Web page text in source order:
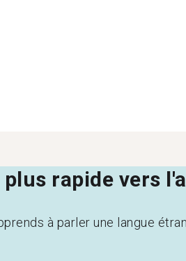
rapide vers
à parler une langue